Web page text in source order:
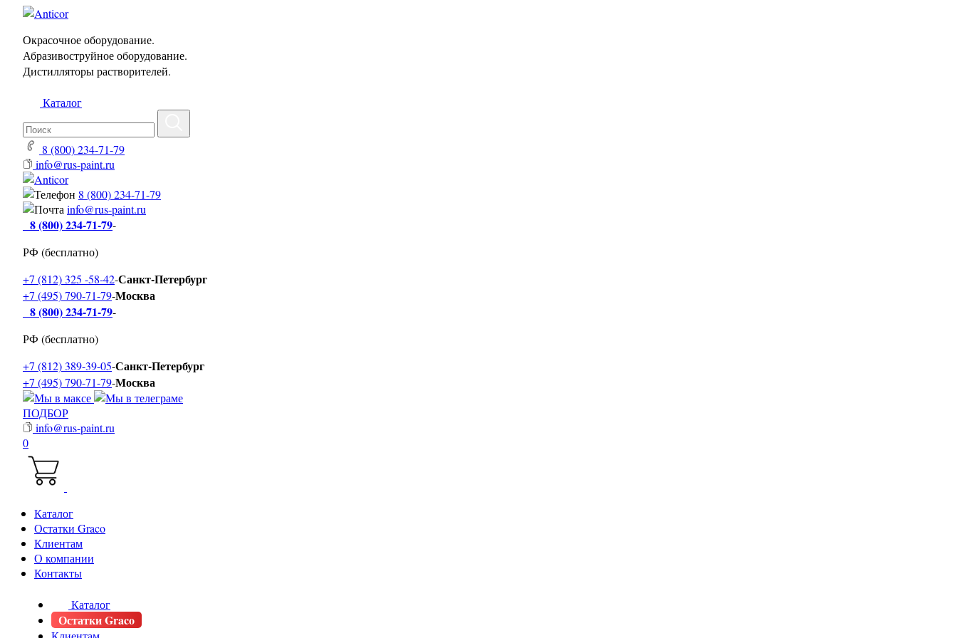
Окрасочное оборудование.
Абразивоструйное оборудование.
Дистилляторы растворителей.
Каталог
8 (800) 234-71-79
info@rus-paint.ru
8 (800) 234-71-79
info@rus-paint.ru
8 (800) 234-71-79-
РФ (бесплатно)
+7 (812) 325 -58-42-Санкт-Петербург
+7 (495) 790-71-79-Москва
8 (800) 234-71-79-
РФ (бесплатно)
+7 (812) 389-39-05-Санкт-Петербург
+7 (495) 790-71-79-Москва
ПОДБОР
info@rus-paint.ru
0
Каталог
Остатки Graco
Клиентам
О компании
Контакты
Каталог
Остатки Graco